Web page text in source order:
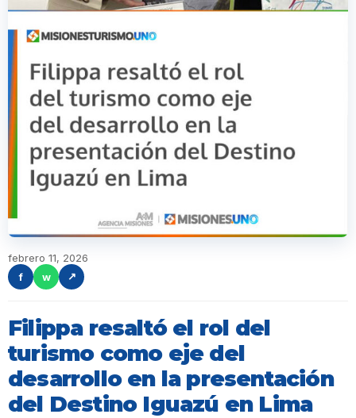
febrero 11, 2026
f
w ↗
Filippa resaltó el rol del
turismo como eje del
desarrollo en la presentación
del Destino Iguazú en Lima